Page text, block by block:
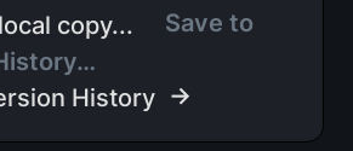
copy...
Save to
History →